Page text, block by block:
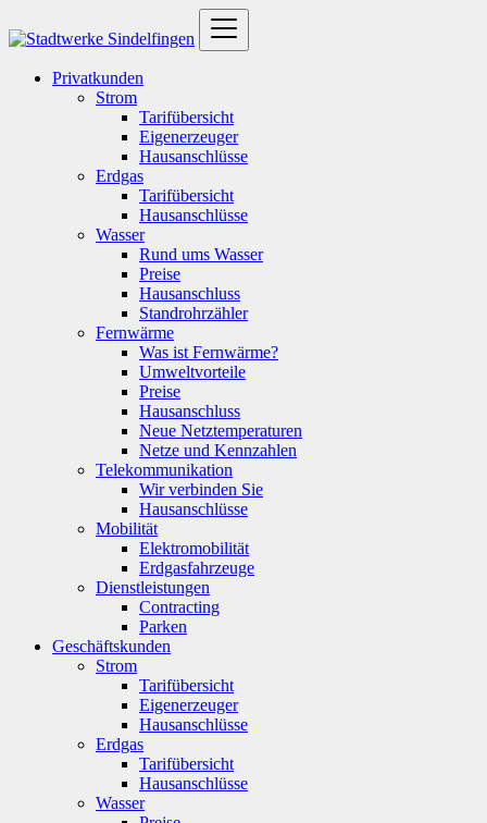
Privatkunden
Strom
Tarifübersicht
Eigenerzeuger
Hausanschlüsse
Erdgas
Tarifübersicht
Hausanschlüsse
Wasser
Rund ums Wasser
Preise
Hausanschluss
Standrohrzähler
Fernwärme
Was ist Fernwärme?
Umweltvorteile
Preise
Hausanschluss
Neue Netztemperaturen
Netze und Kennzahlen
Telekommunikation
Wir verbinden Sie
Hausanschlüsse
Mobilität
Elektromobilität
Erdgasfahrzeuge
Dienstleistungen
Contracting
Parken
Geschäftskunden
Strom
Tarifübersicht
Eigenerzeuger
Hausanschlüsse
Erdgas
Tarifübersicht
Hausanschlüsse
Wasser